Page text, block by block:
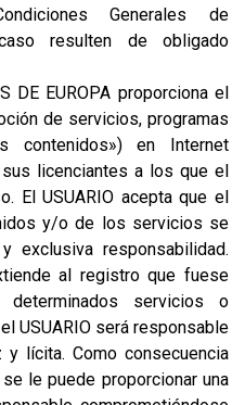
Generales de
resulten de obligado
DE EUROPA proporciona el
de servicios, programas
contenidos») en Internet
licenciantes a los que el
El USUARIO acepta que el
y/o de los servicios se
exclusiva responsabilidad.
al registro que fuese
servicios o
USUARIO será responsable
lícita. Como consecuencia
le puede proporcionar una